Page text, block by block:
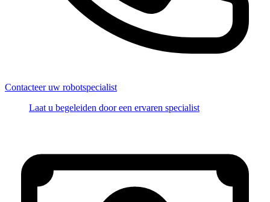
Contacteer uw robotspecialist
Laat u begeleiden door een ervaren specialist